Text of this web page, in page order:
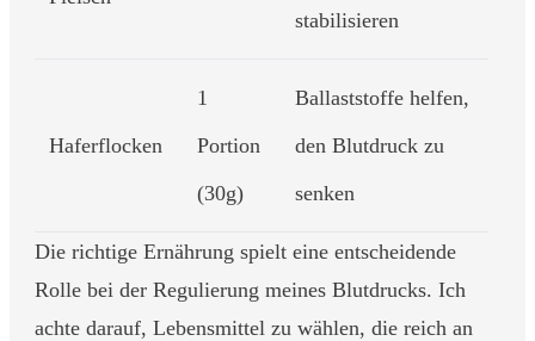
stabilisieren
Haferflocken
1
Portion
(30g)
Ballaststoffe helfen,
den Blutdruck zu
senken
Die richtige Ernährung spielt eine entscheidende
Rolle bei der Regulierung meines Blutdrucks. Ich
achte darauf, Lebensmittel zu wählen, die reich an